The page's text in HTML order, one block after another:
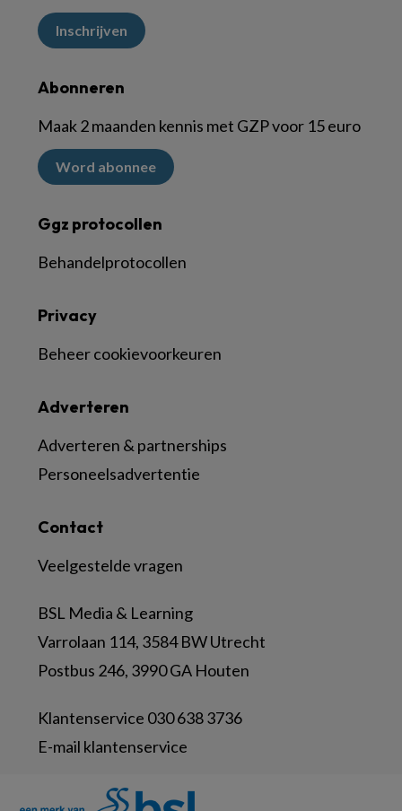
Inschrijven
Abonneren
Maak 2 maanden kennis met GZP voor 15 euro
Word abonnee
Ggz protocollen
Behandelprotocollen
Contact
Veelgestelde vragen
BSL Media & Learning
Varrolaan 114, 3584 BW Utrecht
Postbus 246, 3990 GA Houten
Klantenservice 030 638 3736
E-mail klantenservice
Adverteren
Adverteren & partnerships
Personeelsadvertentie
Privacy
Beheer cookievoorkeuren